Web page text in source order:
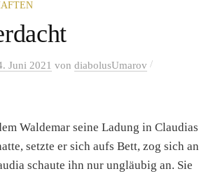
Juni 2021 von diabolusUmarov /
Waldemar seine Ladung in Claudias
setzte er sich aufs Bett, zog sich an
schaute ihn nur ungläubig an. Sie